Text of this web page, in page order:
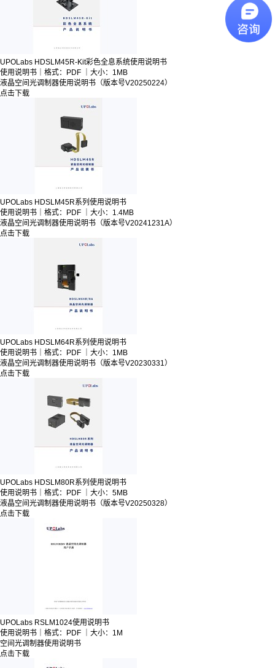
UPOLabs HDSLM45R-Kit彩色全息系统使用说明书
使用说明书｜格式：PDF ｜大小：1MB
液晶空间光调制器使用说明书（版本号V20250224）
点击下载
UPOLabs HDSLM45R系列使用说明书
使用说明书｜格式：PDF ｜大小：1.4MB
液晶空间光调制器使用说明书（版本号V20241231A）
点击下载
UPOLabs HDSLM64R系列使用说明书
使用说明书｜格式：PDF ｜大小：1MB
液晶空间光调制器使用说明书（版本号V20230331）
点击下载
UPOLabs HDSLM80R系列使用说明书
使用说明书｜格式：PDF ｜大小：5MB
液晶空间光调制器使用说明书（版本号V20250328）
点击下载
UPOLabs RSLM1024使用说明书
使用说明书｜格式：PDF ｜大小：1M
空间光调制器使用说明书
点击下载